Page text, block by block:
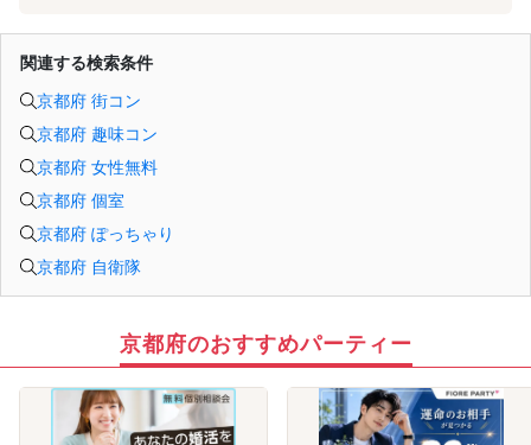
関連する検索条件
京都府 街コン
京都府 趣味コン
京都府 女性無料
京都府 個室
京都府 ぽっちゃり
京都府 自衛隊
京都府のおすすめパーティー